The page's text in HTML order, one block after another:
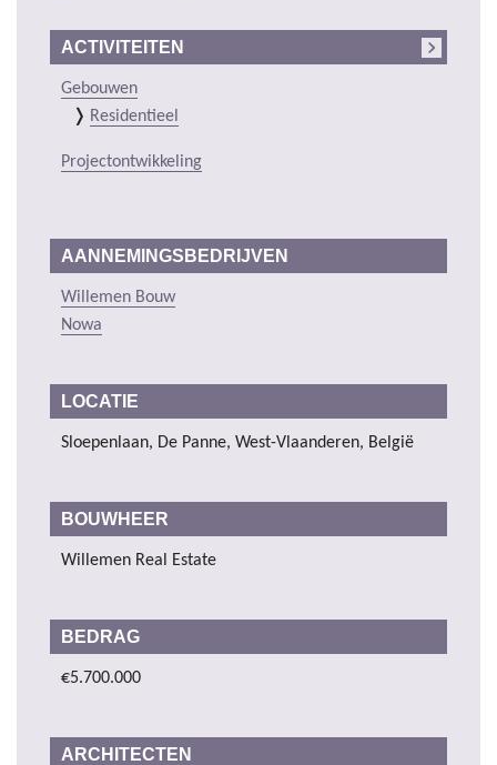
ACTIVITEITEN
Gebouwen
Residentieel
Projectontwikkeling
AANNEMINGSBEDRIJVEN
Willemen Bouw
Nowa
LOCATIE
Sloepenlaan, De Panne, West-Vlaanderen, België
BOUWHEER
Willemen Real Estate
BEDRAG
€5.700.000
ARCHITECTEN